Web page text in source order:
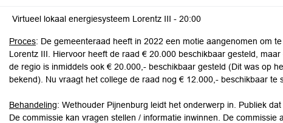
Virtueel lokaal energiesysteem Lorentz III - 20:00
Proces: De gemeenteraad heeft in 2022 een motie aangenomen om
Lorentz III. Hiervoor heeft de raad € 20.000 beschikbaar gesteld,
de regio is inmiddels ook € 20.000,- beschikbaar gesteld (Dit was op
bekend). Nu vraagt het college de raad nog € 12.000,- beschikbaar te
Behandeling: Wethouder Pijnenburg leidt het onderwerp in. Publiek
De commissie kan vragen stellen / informatie inwinnen. De